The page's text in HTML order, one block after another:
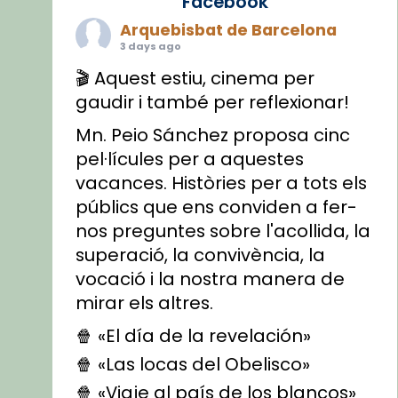
Arquebisbat de Barcelona
3 days ago
🎬 Aquest estiu, cinema per
gaudir i també per reflexionar!
Mn. Peio Sánchez proposa cinc
pel·lícules per a aquestes
vacances. Històries per a tots els
públics que ens conviden a fer-
nos preguntes sobre l'acollida, la
superació, la convivència, la
vocació i la nostra manera de
mirar els altres.
🍿 «El día de la revelación»
🍿 «Las locas del Obelisco»
🍿 «Viaje al país de los blancos»